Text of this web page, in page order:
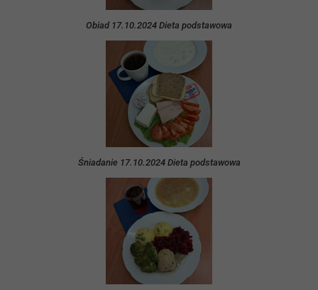
Obiad 17.10.2024 Dieta podstawowa
Śniadanie 17.10.2024 Dieta podstawowa